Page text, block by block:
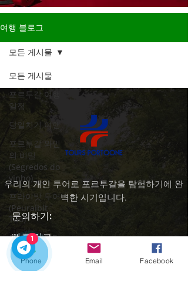
여행 블로그
모든 게시물
포르투갈 여행
일정
당일치기 여행
포르투갈 와인
의 비밀
(Segredos do
vinho)
프라이빗 투어
(Peuraibit
Tuo)
그린 모빌리티
(Geurin
Mobiliti)
모든 게시물
우리의 개인 투어로 포르투갈을 탐험하기에 완
벽한 시기입니다.
문의하기:
​빠른 링크
집
우리의 투어
Phone Email Facebook
1